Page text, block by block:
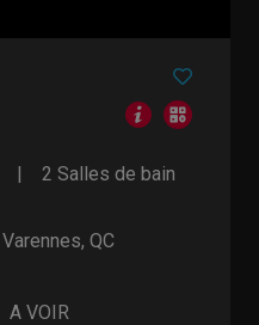
2 Salles de bain
Varennes, QC
A VOIR